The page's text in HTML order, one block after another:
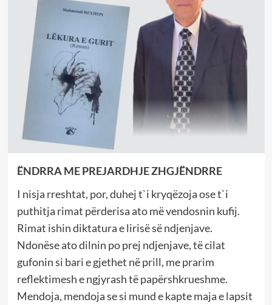
ËNDRRA ME PREJARDHJE ZHGJËNDRRE
I nisja rreshtat, por, duhej t`i kryqëzoja ose t`i
puthitja rimat përderisa ato më vendosnin kufij.
Rimat ishin diktatura e lirisë së ndjenjave.
Ndonëse ato dilnin po prej ndjenjave, të cilat
gufonin si bari e gjethet në prill, me prarim
reflektimesh e ngjyrash të papërshkrueshme.
Mendoja, mendoja se si mund e kapte maja e lapsit